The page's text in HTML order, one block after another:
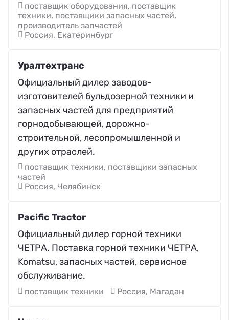
поставщик оборудования, поставщик
техники, поставщики запасных частей,
производитель запчастей
Россия, Екатеринбург
Уралтехтранс
Официальный дилер заводов-
изготовителей бульдозерной техники и
запасных частей для предприятий
горнодобывающей, дорожно-
строительной, лесопромышленной и
других отраслей.
поставщик техники, поставщики запасных
частей
Россия, Челябинск
Pacific Tractor
Официальный дилер горной техники
ЧЕТРА. Поставка горной техники ЧЕТРА,
Komatsu, запасных частей, сервисное
обслуживание.
поставщик техники Россия, Магадан